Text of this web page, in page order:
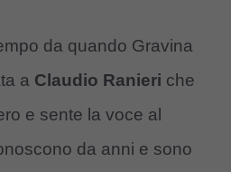
da quando Gravina
a Claudio Ranieri che
e sente la voce al
da anni e sono